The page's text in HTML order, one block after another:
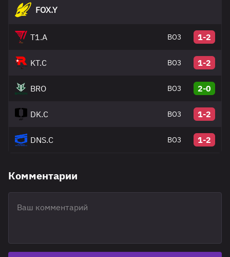
FOX.Y
T1.A BO3 1-2
KT.C BO3 1-2
BRO BO3 2-0
DK.C BO3 1-2
DNS.C BO3 1-2
Комментарии